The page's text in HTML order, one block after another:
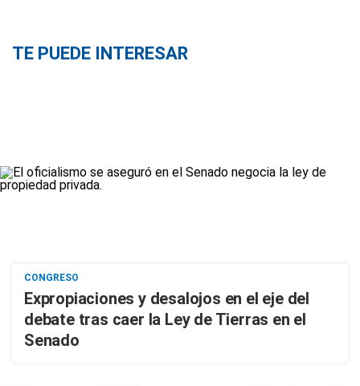
TE PUEDE INTERESAR
CONGRESO
Expropiaciones y desalojos en el eje del
debate tras caer la Ley de Tierras en el
Senado